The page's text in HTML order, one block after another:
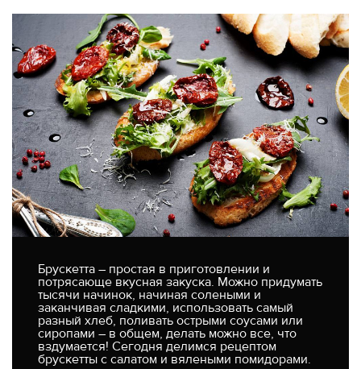
Брускетта – простая в приготовлении и
потрясающе вкусная закуска. Можно придумать
тысячи начинок, начиная солеными и
заканчивая сладкими, использовать самый
разный хлеб, поливать острыми соусами или
сиропами – в общем, делать можно все, что
вздумается! Сегодня делимся рецептом
брускетты с салатом и вялеными помидорами.